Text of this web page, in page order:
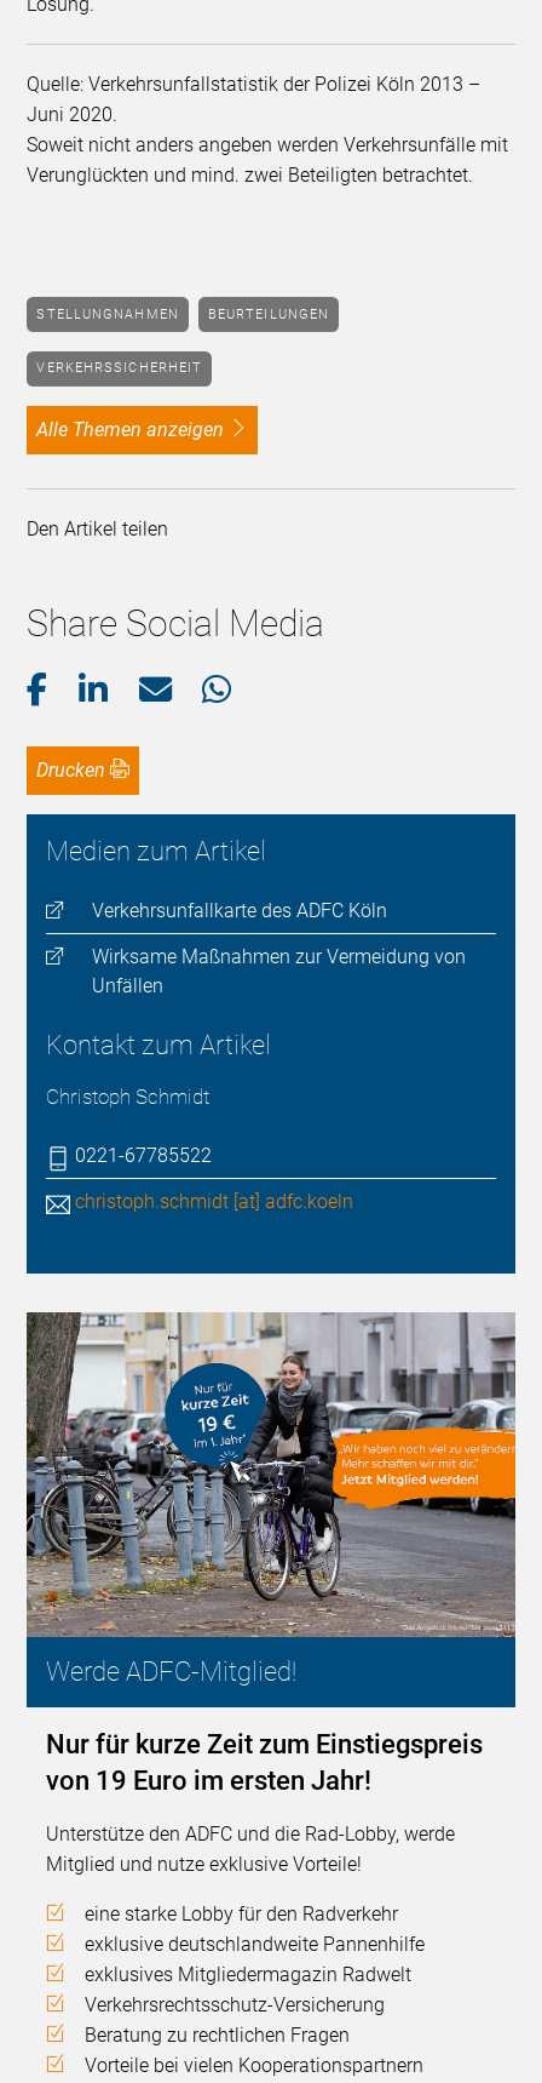
Quelle: Verkehrsunfallstatistik der Polizei Köln 2013 –
Juni 2020.
Soweit nicht anders angeben werden Verkehrsunfälle mit
Verunglückten und mind. zwei Beteiligten betrachtet.
STELLUNGNAHMEN BEURTEILUNGEN
VERKEHRSSICHERHEIT
alle Themen anzeigen
Den Artikel teilen
Share Social Media
Drucken
Medien zum Artikel
Verkehrsunfallkarte des ADFC Köln
Wirksame Maßnahmen zur Vermeidung von
Unfällen
Kontakt zum Artikel
Christoph Schmidt
0221-67785522
christoph.schmidt [at] adfc.koeln
Werde ADFC-Mitglied!
Nur für kurze Zeit zum Einstiegspreis
von 19 Euro im ersten Jahr!
Unterstütze den ADFC und die Rad-Lobby, werde
Mitglied und nutze exklusive Vorteile!
eine starke Lobby für den Radverkehr
exklusive deutschlandweite Pannenhilfe
exklusives Mitgliedermagazin Radwelt
Verkehrsrechtsschutz-Versicherung
Beratung zu rechtlichen Fragen
Vorteile bei vielen Kooperationspartnern